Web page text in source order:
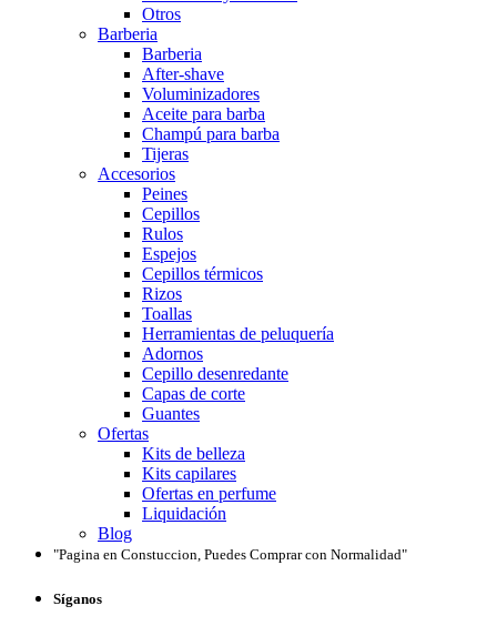
Otros
Barberia
Barberia
After-shave
Voluminizadores
Aceite para barba
Champú para barba
Tijeras
Accesorios
Peines
Cepillos
Rulos
Espejos
Cepillos térmicos
Rizos
Toallas
Herramientas de peluquería
Adornos
Cepillo desenredante
Capas de corte
Guantes
Ofertas
Kits de belleza
Kits capilares
Ofertas en perfume
Liquidación
Blog
"Pagina en Constuccion, Puedes Comprar con Normalidad"
Síganos